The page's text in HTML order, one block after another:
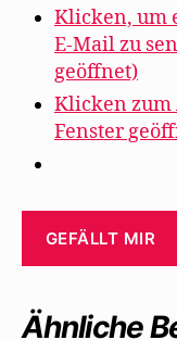
Klicken, um
E-Mail zu
geöffnet)
Klicken zum
Fenster
GEFÄLLT MIR
Ähnliche